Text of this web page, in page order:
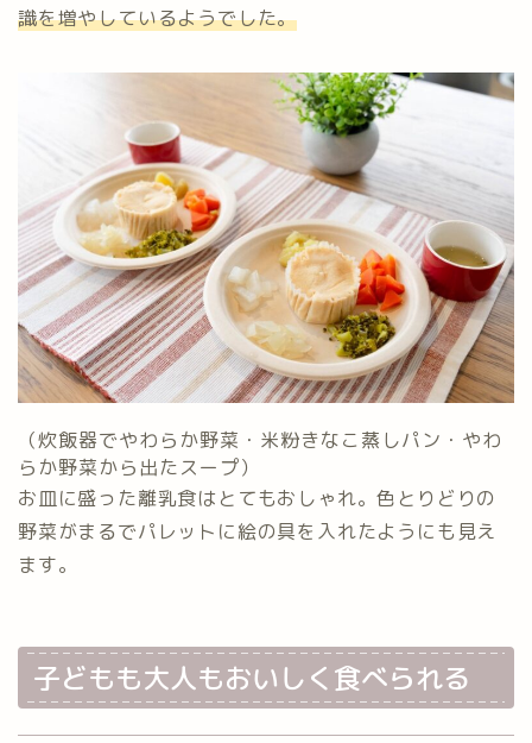
識を増やしているようでした。
（炊飯器でやわらか野菜・米粉きなこ蒸しパン・やわ
らか野菜から出たスープ）
お皿に盛った離乳食はとてもおしゃれ。色とりどりの
野菜がまるでパレットに絵の具を入れたようにも見え
ます。
子どもも大人もおいしく食べられる